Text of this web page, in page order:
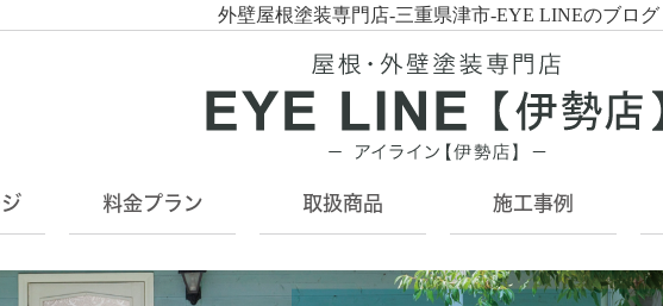
外壁屋根塗装専門店-三重県津市-EYE LINEのブログ
料金プラン 取扱商品 施工事例